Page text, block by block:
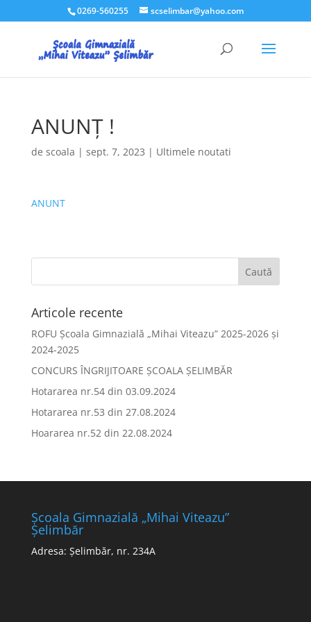
0269-560255 scselimbar@yahoo.com
ANUNȚ !
de scoala | sept. 7, 2023 | Ultimele noutati
ANUNT
Articole recente
ROFU Școala Gimnazială „Mihai Viteazu” 2025-2026 și
2024-2025
CONCURS ÎNGRIJITOARE ȘCOALA ȘELIMBĂR
Hotararea nr.54 din 03.09.2024
Hotararea nr.53 din 27.08.2024
Hoararea nr.52 din 22.08.2024
Școala Gimnazială „Mihai Viteazu”
Șelimbăr
Adresa: Șelimbăr, nr. 234A